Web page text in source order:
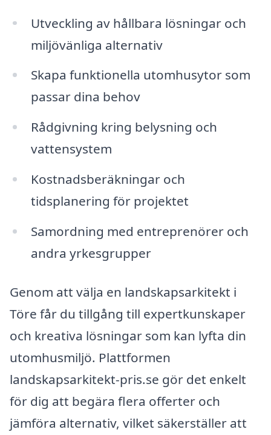
Utveckling av hållbara lösningar och
miljövänliga alternativ
Skapa funktionella utomhusytor som
passar dina behov
Rådgivning kring belysning och
vattensystem
Kostnadsberäkningar och
tidsplanering för projektet
Samordning med entreprenörer och
andra yrkesgrupper
Genom att välja en landskapsarkitekt i
Töre får du tillgång till expertkunskaper
och kreativa lösningar som kan lyfta din
utomhusmiljö. Plattformen
landskapsarkitekt-pris.se gör det enkelt
för dig att begära flera offerter och
jämföra alternativ, vilket säkerställer att